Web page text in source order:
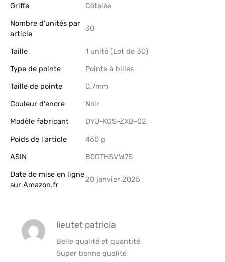
Griffe
‎Côtelée
Nombre d’unités par
article
‎30
Taille
‎1 unité (Lot de 30)
Type de pointe
‎Pointe à billes
Taille de pointe
‎0.7mm
Couleur d'encre
‎Noir
Modèle fabricant
‎DYJ-KOS-ZXB-02
Poids de l'article
‎460 g
ASIN
B0DTHSVW7S
Date de mise en ligne
sur Amazon.fr
20 janvier 2025
lieutet patricia
Belle qualité et quantité
Super bonne qualité